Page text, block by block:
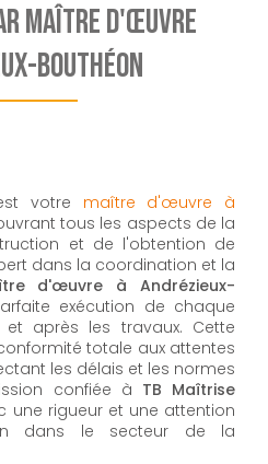
maître d'œuvre
Bouthéon
votre maître d'œuvre à
tous les aspects de la
et de l'obtention de
dans la coordination et la
d'œuvre à Andrézieux-
exécution de chaque
et après les travaux. Cette
totale aux attentes
les délais et les normes
confiée à TB Maîtrise
une rigueur et une attention
dans le secteur de la